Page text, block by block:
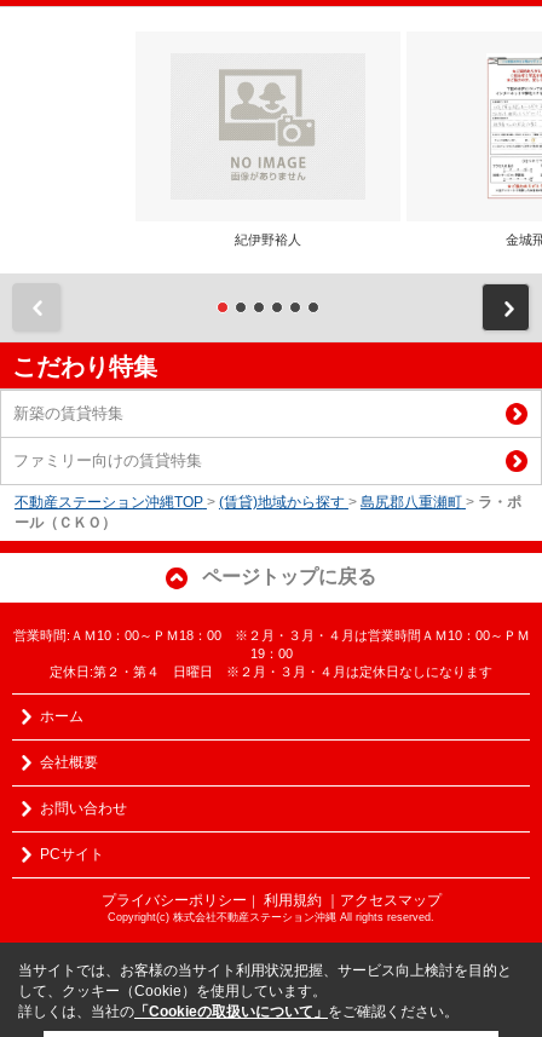
紀伊野裕人 金城
こだわり特集
新築の賃貸特集
ファミリー向けの賃貸特集
不動産ステーション沖縄TOP > (賃貸)地域から探す > 島尻郡八重瀬町 > ラ・ポ
ール（ＣＫＯ）
ページトップに戻る
営業時間:ＡＭ10：00～ＰＭ18：00 ※２月・３月・４月は営業時間ＡＭ10：00～ＰＭ
19：00
定休日:第２・第４ 日曜日 ※２月・３月・４月は定休日なしになります
ホーム
会社概要
お問い合わせ
PCサイト
プライバシーポリシー 利用規約 ｜アクセスマップ
Copyright(c) 株式会社不動産ステーション沖縄 All rights reserved.
当サイトでは、お客様の当サイト利用状況把握、サービス向上検討を目的と
して、クッキー（Cookie）を使用しています。
詳しくは、当社の 「Cookieの取扱いについて」 をご確認ください。